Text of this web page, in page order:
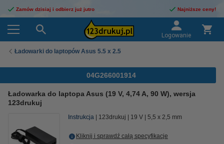
Zamów dzisiaj i odbierz już jutro Najniższe ceny!
Logowanie
Ładowarki do laptopów Asus 5.5 x 2.5
04G266001914
Ładowarka do laptopa Asus (19 V, 4,74 A, 90 W), wersja
123drukuj
Instrukcja 123drukuj 19 V 5,5 x 2,5 mm
Kliknij i sprawdź całą specyfikacje